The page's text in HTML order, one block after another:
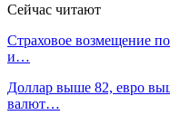
Сейчас читают
Страховое возмещение
и…
Доллар выше 82, евро
валют…